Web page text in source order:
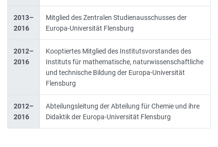
2013–
2016
Mitglied des Zentralen Studienausschusses der
Europa-Universität Flensburg
2012–
2016
Kooptiertes Mitglied des Institutsvorstandes des
Instituts für mathematische, naturwissenschaftliche
und technische Bildung der Europa-Universität
Flensburg
2012–
2016
Abteilungsleitung der Abteilung für Chemie und ihre
Didaktik der Europa-Universität Flensburg